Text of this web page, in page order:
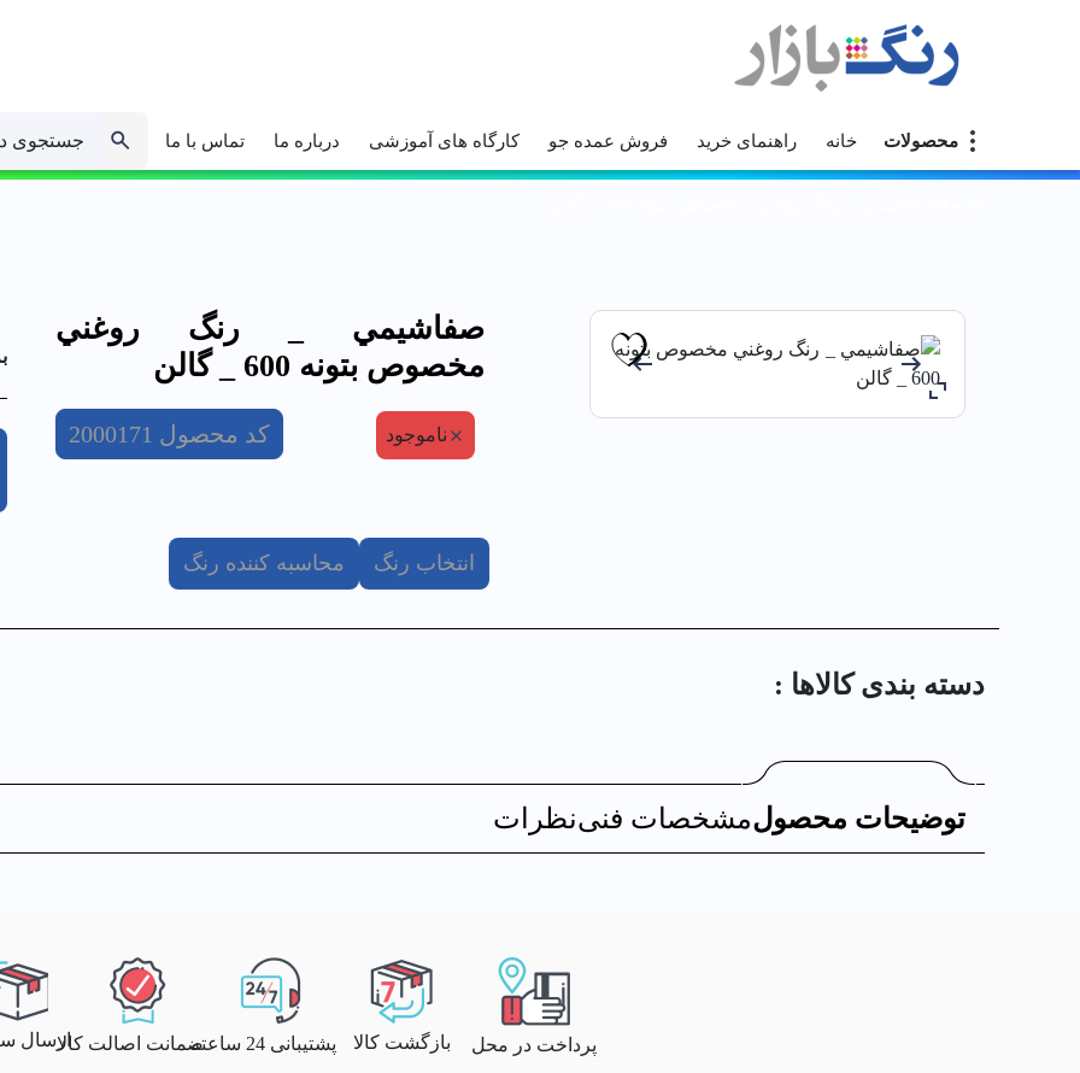
محصولات خانه راهنمای خرید فروش عمده جو کارگاه های آموزشی درباره ما تماس با ما جستجوی
صفاشيمي _ رنگ روغني
مخصوص بتونه 600 _ گالن
ناموجود کد محصول 2000171
انتخاب رنگ محاسبه کننده رنگ
دسته بندی کالا‌ها :
توضیحات محصولمشخصات فنینظرات
پرداخت در محل بازگشت کالا پشتیبانی 24 ساعته ضمانت اصالت کالاارسال